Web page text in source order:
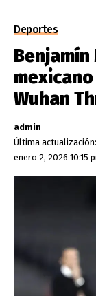
Deportes
Wuhan
Última actualización:
enero 2, 2026 10:15
admin